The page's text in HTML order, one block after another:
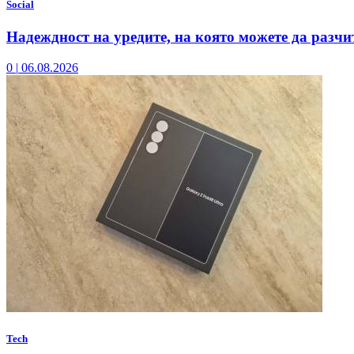
Social
Надеждност на уредите, на която можете да
0 | 06.08.2026
Tech